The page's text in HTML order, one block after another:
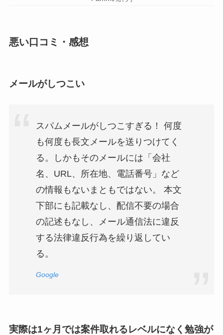
悪い口コミ・感想
メールがしつこい
スパムメールがしつこすぎる！ 何度
も何度も長文メールを送りつけてく
る。しかもそのメールには「会社
名、URL、所在地、電話番号」など
の情報もないまともではない。 本文
下部にも記載なし、配信不要の場合
の記述もなし、メール通信法に違反
する法律違反行為を繰り返してい
る。
Google
実際は1ヶ月では案件取れるレベルになく勉強が